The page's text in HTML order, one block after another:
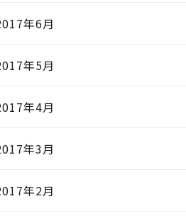
年6月
年5月
年4月
年3月
年2月